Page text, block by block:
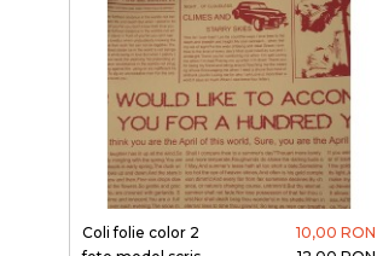
Coli folie color 2
10,00 RON